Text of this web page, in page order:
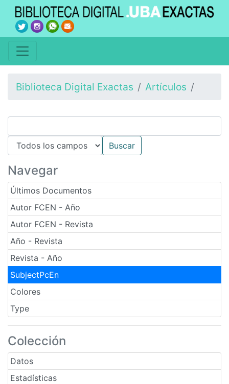
Biblioteca Digital Exactas Artículos
Navegar
Últimos Documentos
Autor FCEN - Año
Autor FCEN - Revista
Año - Revista
Revista - Año
SubjectPcEn
Colores
Type
Colección
Datos
Estadísticas